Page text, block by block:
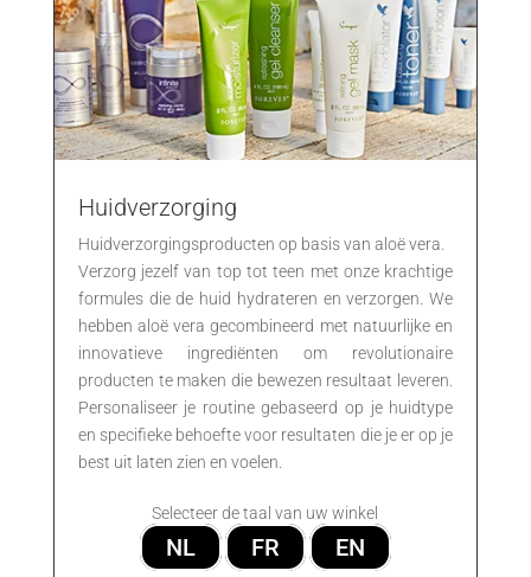
Huidverzorging
Huidverzorgingsproducten op basis van aloë vera.
Verzorg jezelf van top tot teen met onze krachtige
formules die de huid hydrateren en verzorgen. We
hebben aloë vera gecombineerd met natuurlijke en
innovatieve ingrediënten om revolutionaire
producten te maken die bewezen resultaat leveren.
Personaliseer je routine gebaseerd op je huidtype
en specifieke behoefte voor resultaten die je er op je
best uit laten zien en voelen.
Selecteer de taal van uw winkel
NL FR EN